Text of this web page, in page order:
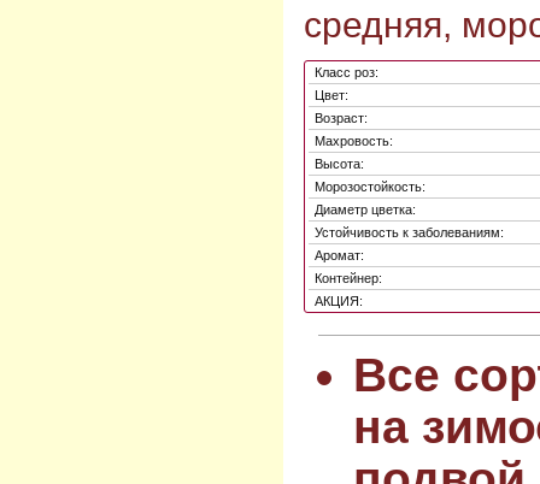
средняя,
Класс роз:
Цвет:
Возраст:
Махровость:
Высота:
Морозостойкость:
Диаметр цветка:
Устойчивость к заболеваниям:
Аромат:
Контейнер:
АКЦИЯ:
Все
на